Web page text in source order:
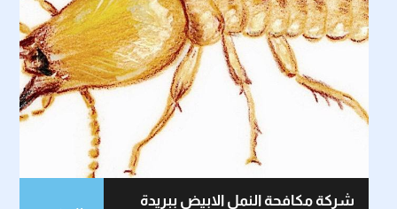
شركة مكافحة النمل الابيض ببريدة